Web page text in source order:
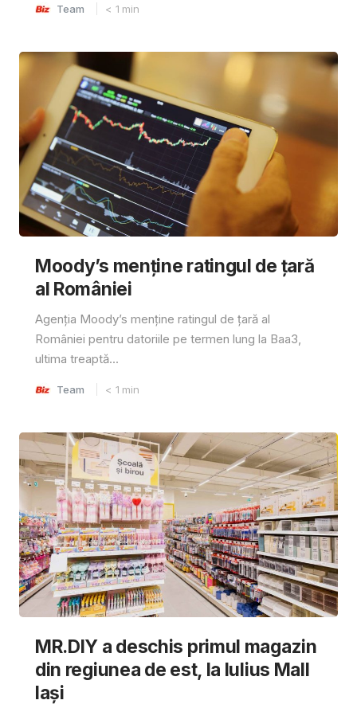
Team < 1 min
Moody’s menține ratingul de țară
al României
Agenția Moody’s menține ratingul de țară al
României pentru datoriile pe termen lung la Baa3,
ultima treaptă...
Team < 1 min
MR.DIY a deschis primul magazin
din regiunea de est, la Iulius Mall
Iași